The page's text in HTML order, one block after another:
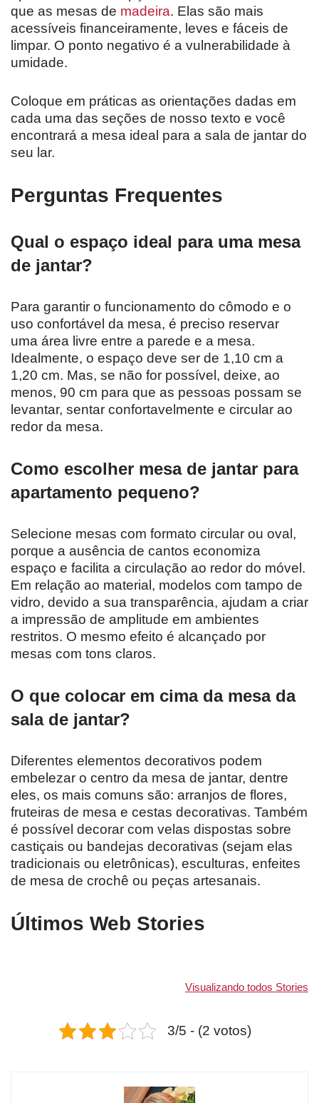
que as mesas de madeira. Elas são mais
acessíveis financeiramente, leves e fáceis de
limpar. O ponto negativo é a vulnerabilidade à
umidade.
Coloque em práticas as orientações dadas em
cada uma das seções de nosso texto e você
encontrará a mesa ideal para a sala de jantar do
seu lar.
Perguntas Frequentes
Qual o espaço ideal para uma mesa
de jantar?
Para garantir o funcionamento do cômodo e o
uso confortável da mesa, é preciso reservar
uma área livre entre a parede e a mesa.
Idealmente, o espaço deve ser de 1,10 cm a
1,20 cm. Mas, se não for possível, deixe, ao
menos, 90 cm para que as pessoas possam se
levantar, sentar confortavelmente e circular ao
redor da mesa.
Como escolher mesa de jantar para
apartamento pequeno?
Selecione mesas com formato circular ou oval,
porque a ausência de cantos economiza
espaço e facilita a circulação ao redor do móvel.
Em relação ao material, modelos com tampo de
vidro, devido a sua transparência, ajudam a criar
a impressão de amplitude em ambientes
restritos. O mesmo efeito é alcançado por
mesas com tons claros.
O que colocar em cima da mesa da
sala de jantar?
Diferentes elementos decorativos podem
embelezar o centro da mesa de jantar, dentre
eles, os mais comuns são: arranjos de flores,
fruteiras de mesa e cestas decorativas. Também
é possível decorar com velas dispostas sobre
castiçais ou bandejas decorativas (sejam elas
tradicionais ou eletrônicas), esculturas, enfeites
de mesa de crochê ou peças artesanais.
Últimos Web Stories
Visualizando todos Stories
uma dieta
caseiros para
flores em
3/5 - (2 votos)